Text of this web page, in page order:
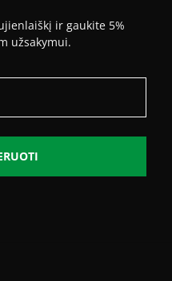
ir gaukite 5%
užsakymui.